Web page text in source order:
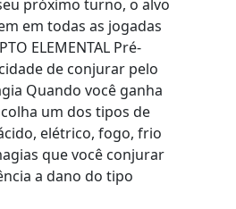
próximo turno, o alvo
em todas as jogadas
ELEMENTAL Pré-
de conjurar pelo
Quando você ganha
um dos tipos de
elétrico, fogo, frio
que você conjurar
a dano do tipo